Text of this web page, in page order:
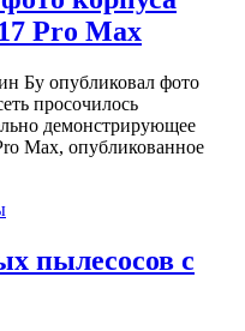
Pro Max
Бу опубликовал фото
просочилось
демонстрирующее
Max, опубликованное
пылесосов с